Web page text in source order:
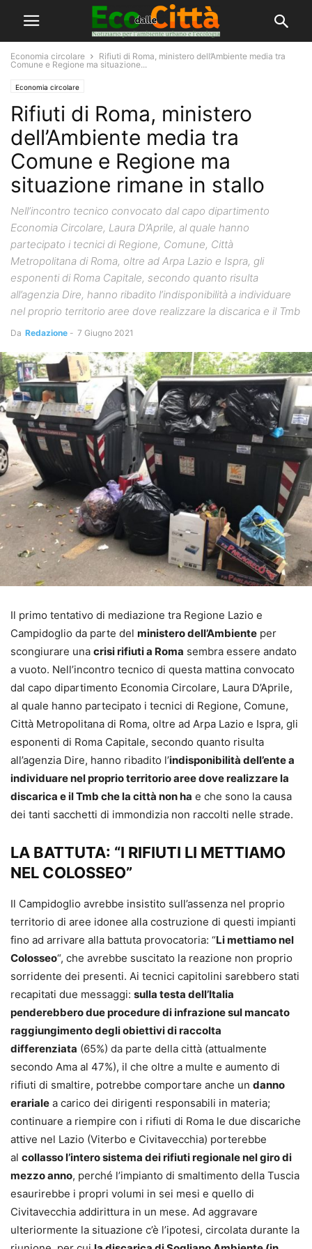
Economia circolare
Rifiuti di Roma, ministero dell’Ambiente media tra
Comune e Regione ma situazione...
Economia circolare
Rifiuti di Roma, ministero
dell’Ambiente media tra
Comune e Regione ma
situazione rimane in stallo
Nell’incontro tecnico convocato dal capo dipartimento
Economia Circolare, Laura D’Aprile, al quale hanno
partecipato i tecnici di Regione, Comune, Città
Metropolitana di Roma, oltre ad Arpa Lazio e Ispra, gli
esponenti di Roma Capitale, secondo quanto risulta
all’agenzia Dire, hanno ribadito l’indisponibilità a individuare
nel proprio territorio aree dove realizzare la discarica e il Tmb
Da Redazione - 7 Giugno 2021
Il primo tentativo di mediazione tra Regione Lazio e
Campidoglio da parte del ministero dell’Ambiente per
scongiurare una crisi rifiuti a Roma sembra essere andato
a vuoto. Nell’incontro tecnico di questa mattina convocato
dal capo dipartimento Economia Circolare, Laura D’Aprile,
al quale hanno partecipato i tecnici di Regione, Comune,
Città Metropolitana di Roma, oltre ad Arpa Lazio e Ispra, gli
esponenti di Roma Capitale, secondo quanto risulta
all’agenzia Dire, hanno ribadito l’indisponibilità dell’ente a
individuare nel proprio territorio aree dove realizzare la
discarica e il Tmb che la città non ha e che sono la causa
dei tanti sacchetti di immondizia non raccolti nelle strade.
LA BATTUTA: “I RIFIUTI LI METTIAMO
NEL COLOSSEO”
Il Campidoglio avrebbe insistito sull’assenza nel proprio
territorio di aree idonee alla costruzione di questi impianti
fino ad arrivare alla battuta provocatoria: “Li mettiamo nel
Colosseo“, che avrebbe suscitato la reazione non proprio
sorridente dei presenti. Ai tecnici capitolini sarebbero stati
recapitati due messaggi: sulla testa dell’Italia
penderebbero due procedure di infrazione sul mancato
raggiungimento degli obiettivi di raccolta
differenziata (65%) da parte della città (attualmente
secondo Ama al 47%), il che oltre a multe e aumento di
rifiuti di smaltire, potrebbe comportare anche un danno
erariale a carico dei dirigenti responsabili in materia;
continuare a riempire con i rifiuti di Roma le due discariche
attive nel Lazio (Viterbo e Civitavecchia) porterebbe
al collasso l’intero sistema dei rifiuti regionale nel giro di
mezzo anno, perché l’impianto di smaltimento della Tuscia
esaurirebbe i propri volumi in sei mesi e quello di
Civitavecchia addirittura in un mese. Ad aggravare
ulteriormente la situazione c’è l’ipotesi, circolata durante la